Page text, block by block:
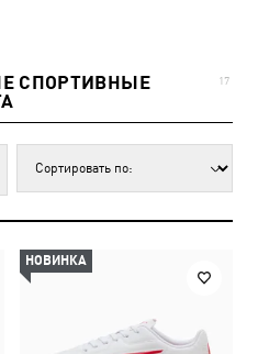
СПОРТИВНЫЕ
17
НОВИНКА